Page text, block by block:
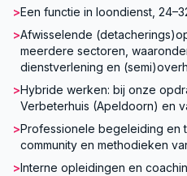
>Een functie in loondienst,
>Afwisselende
meerdere sectoren,
dienstverlening en
>Hybride werken: bij onze
Verbeterhuis (Apeldoorn) en
>Professionele begeleiding en
community en methodieken
>Interne opleidingen en